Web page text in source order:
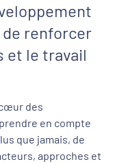
renforcer
et le travail
des
en compte
que jamais, de
approches et